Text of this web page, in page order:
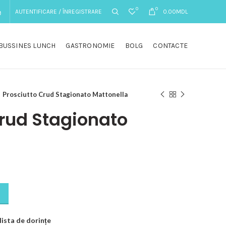
AUTENTIFICARE / ÎNREGISTRARE 0 0 0.00MDL
LUNCH GASTRONOMIE BOLG CONTACTE
Prosciutto Crud Stagionato Mattonella
Stagionato
de dorințe